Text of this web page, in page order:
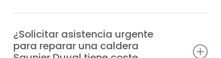
tiempo posible, normalmente en un periodo
de 1-2 horas desde tu solicitud de
¿Solicitar asistencia urgente
para reparar una caldera